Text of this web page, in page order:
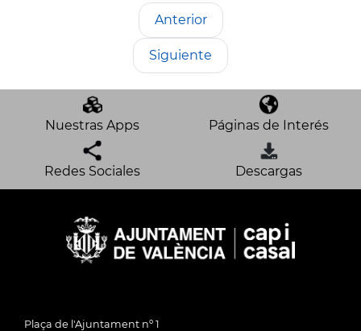
Anterior
Siguiente
Nuestras Apps Páginas de Interés
Redes Sociales Descargas
Plaça de l'Ajuntament nº 1